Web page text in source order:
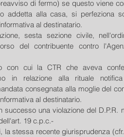
di fermo) se questo viene
addetta alla casa, si perfeziona
al destinatario.
sesta sezione civile,
del contribuente contro
con cui la CTR che aveva
in relazione alla rituale
consegnata alla moglie del
al destinatario.
una violazione del D.P.R.
19 c.p.c.-
la stessa recente giurisprudenza